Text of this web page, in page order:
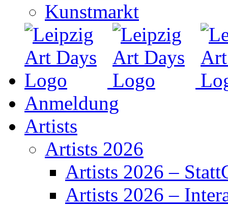
Kunstmarkt
Anmeldung
Artists
Artists 2026
Artists 2026 –
Artists 2026 –